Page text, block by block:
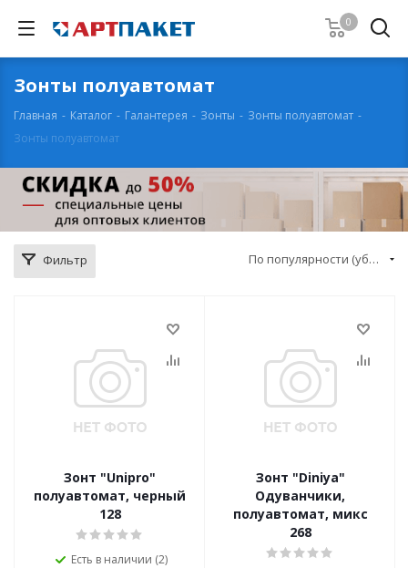
0
Зонты полуавтомат
Главная - Каталог - Галантерея - Зонты - Зонты полуавтомат -
Зонты полуавтомат
Фильтр По популярности (убывание)
Зонт "Unipro"
полуавтомат, черный
128
Есть в наличии (2)
Зонт "Diniya"
Одуванчики,
полуавтомат, микс
268